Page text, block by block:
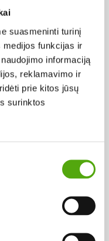
suasmeninti turinį
medijos funkcijas ir
informaciją
reklamavimo ir
prie kitos jūsų
surinktos